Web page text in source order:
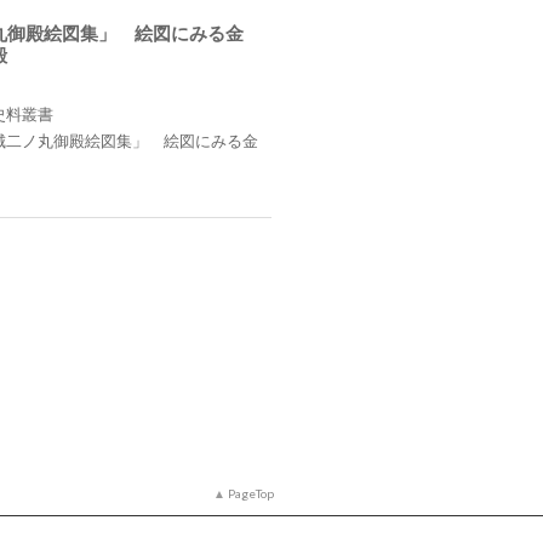
御殿絵図集」 絵図にみる金
料叢書
二ノ丸御殿絵図集」 絵図にみる金
PageTop